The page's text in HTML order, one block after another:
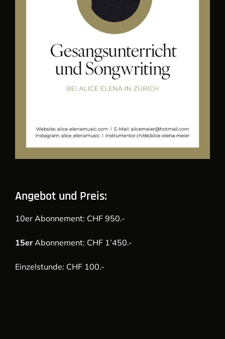
Angebot und Preis:
10er Abonnement: CHF 950.-
15erAbonnement: CHF 1’450.-
Einzelstunde: CHF 100.-